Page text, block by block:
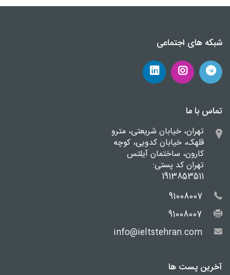
شبکه های اجتماعی
تماس با ما
تهران، خیابان شریعتی، مترو
قلهک، خیابان کدویی، کوچه
کارون، ساختمان آیلتس
تهران کد پستی:
1913853511
91008007
91008007
info@ieltstehran.com
آخرین پست ها